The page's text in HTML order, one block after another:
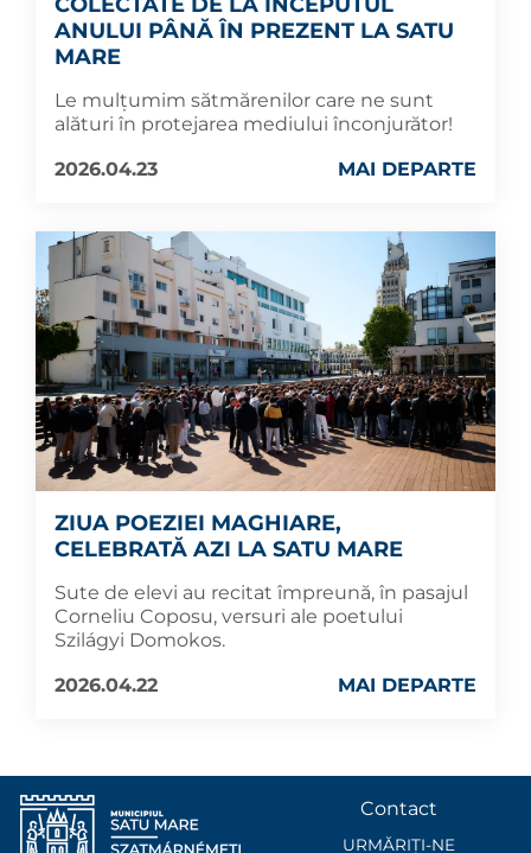
ANULUI PÂNĂ ÎN PREZENT LA SATU
MARE
Le mulțumim sătmărenilor care ne sunt
alături în protejarea mediului înconjurător!
2026.04.23
MAI DEPARTE
ZIUA POEZIEI MAGHIARE,
CELEBRATĂ AZI LA SATU MARE
Sute de elevi au recitat împreună, în pasajul
Corneliu Coposu, versuri ale poetului
Szilágyi Domokos.
2026.04.22
MAI DEPARTE
Contact
URMĂRIȚI-NE